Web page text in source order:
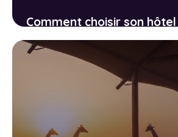
Comment choisir son
tromper : décrypter les
les pièges